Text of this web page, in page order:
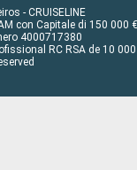
- CRUISELINE
con Capitale di 150 000 €
4000717380
RC RSA de 10 000